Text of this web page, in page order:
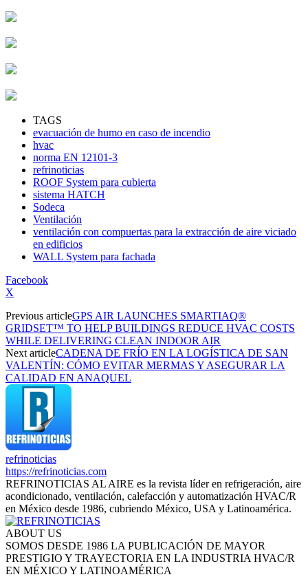
TAGS
evacuación de humo en caso de incendio
hvac
norma EN 12101-3
refrinoticias
ROOF System para cubierta
sistema HATCH
Sodeca
Ventilación
ventilación con compuertas para la extracción de aire viciado
en edificios
WALL System para fachada
Facebook
X
Previous articleGPS AIR LAUNCHES SMARTIAQ®
GRIDSET™ TO HELP BUILDINGS REDUCE HVAC COSTS
WHILE DELIVERING CLEAN INDOOR AIR
Next articleCADENA DE FRÍO EN LA LOGÍSTICA DE SAN
VALENTÍN: CÓMO EVITAR MERMAS Y ASEGURAR LA
CALIDAD EN ANAQUEL
refrinoticias
https://refrinoticias.com
REFRINOTICIAS AL AIRE es la revista líder en refrigeración, aire
acondicionado, ventilación, calefacción y automatización HVAC/R
en México desde 1986, cubriendo México, USA y Latinoamérica.
ABOUT US
SOMOS DESDE 1986 LA PUBLICACIÓN DE MAYOR
PRESTIGIO Y TRAYECTORIA EN LA INDUSTRIA HVAC/R
EN MÉXICO Y LATINOAMÉRICA